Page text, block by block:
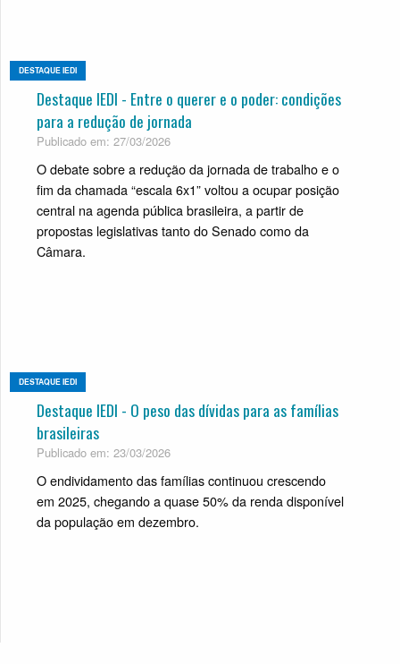
DESTAQUE IEDI
Destaque IEDI - Entre o querer e o poder: condições
para a redução de jornada
Publicado em: 27/03/2026
O debate sobre a redução da jornada de trabalho e o
fim da chamada “escala 6x1” voltou a ocupar posição
central na agenda pública brasileira, a partir de
propostas legislativas tanto do Senado como da
Câmara.
DESTAQUE IEDI
Destaque IEDI - O peso das dívidas para as famílias
brasileiras
Publicado em: 23/03/2026
O endividamento das famílias continuou crescendo
em 2025, chegando a quase 50% da renda disponível
da população em dezembro.